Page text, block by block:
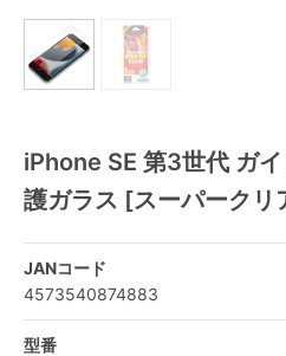
iPhone SE 第3世代 ガ
護ガラス [スーパークリ
JANコード
4573540874883
型番